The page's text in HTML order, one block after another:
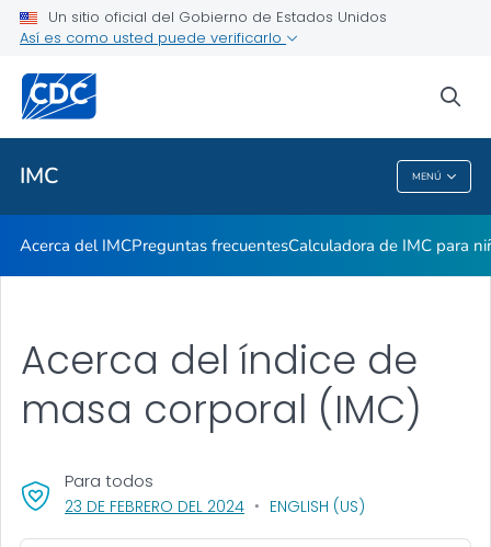
Un sitio oficial del Gobierno de Estados Unidos
Así es como usted puede verificarlo
IMC MENÚ
Calculadora de IMC para adultos
Temas relacionados
IMC
Acerca del IMCPreguntas frecuentesCalculadora de IMC para
23 DE FEBRERO DEL 2024, VISIT LINK FOR DETAILS.
ENGLISH (US)
Para todos
Acerca del índice de
masa corporal (IMC)